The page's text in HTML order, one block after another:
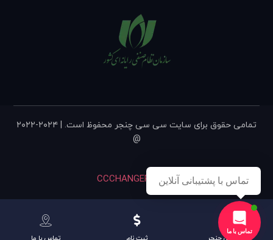
تمامی حقوق برای سایت سی سی چنجر محفوظ است. | ۲۰۲۴-۲۰۲۲
@
CCCHANGER, v۹.۴۲
تماس با ما
تماس با پشتیبانی آنلاین